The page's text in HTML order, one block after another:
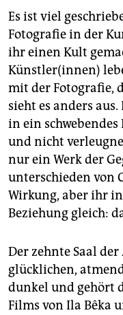
Es ist viel
Fotografie in der
ihr einen Kult
Künstler(innen)
mit der Fotografie,
sieht es anders
in ein
und nicht
nur ein Werk der
unterschieden von
Wirkung, aber ihr
Beziehung gleich:
Der zehnte Saal
glücklichen,
dunkel und gehört
Films von Ila Bêka